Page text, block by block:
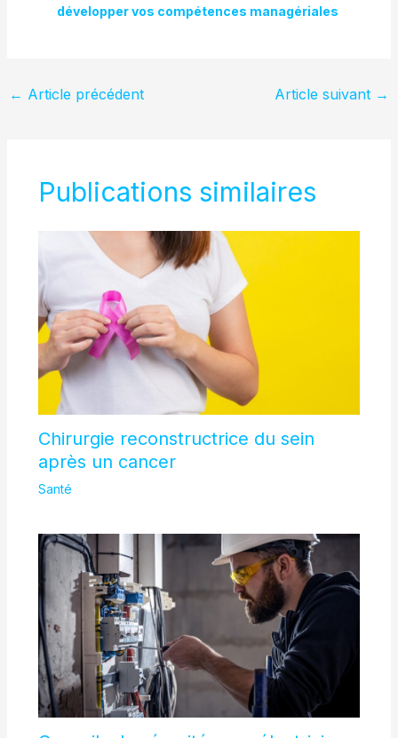
développer vos compétences managériales
← Article précédent Article suivant →
Publications similaires
Chirurgie reconstructrice du sein
après un cancer
Santé